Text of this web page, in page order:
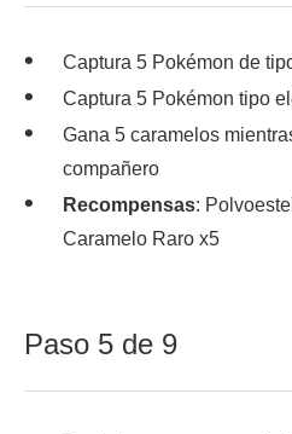
Captura 5 Pokémon de
Captura 5 Pokémon tipo
Gana 5 caramelos
compañero
Recompensas:
Caramelo Raro x5
Paso 5 de 9